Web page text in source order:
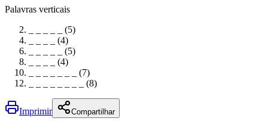
Palavras verticais
_ _ _ _ _ (5)
_ _ _ _ (4)
_ _ _ _ _ (5)
_ _ _ _ (4)
_ _ _ _ _ _ _ (7)
_ _ _ _ _ _ _ _ (8)
Imprimir Compartilhar